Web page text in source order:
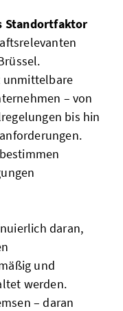
Standortfaktor
unmittelbare
– von
bis hin
daran,
und
werden.
– daran